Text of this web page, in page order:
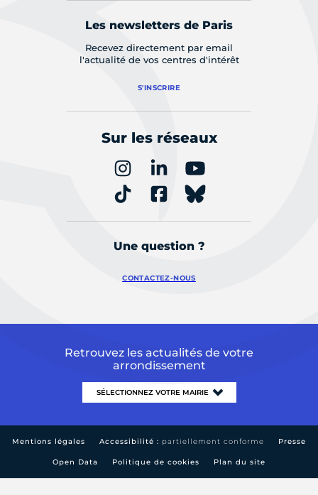
Les newsletters de Paris
Recevez directement par email
l'actualité de vos centres d'intérêt
S'INSCRIRE
Sur les réseaux
Une question ?
CONTACTEZ-NOUS
Retrouvez les actualités de votre
arrondissement
Mentions légales Accessibilité : partiellement conforme Presse
Open Data Politique de cookies Plan du site